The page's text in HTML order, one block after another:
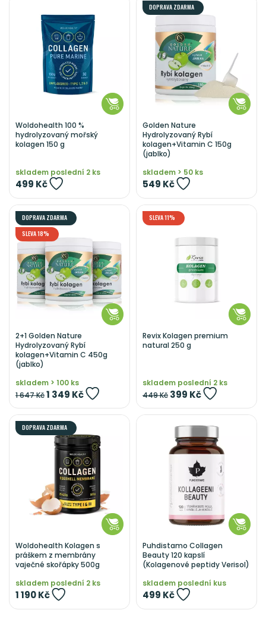
Woldohealth 100 %
hydrolyzovaný mořský
kolagen 150 g
skladem poslední 2 ks
499 Kč
DOPRAVA ZDARMA
Golden Nature
Hydrolyzovaný Rybí
kolagen+Vitamin C 150g
(jablko)
skladem > 50 ks
549 Kč
DOPRAVA ZDARMA
SLEVA 18%
2+1 Golden Nature
Hydrolyzovaný Rybí
kolagen+Vitamin C 450g
(jablko)
skladem > 100 ks
1 647 Kč1 349 Kč
SLEVA 11%
Revix Kolagen premium
natural 250 g
skladem poslední 2 ks
449 Kč 399 Kč
DOPRAVA ZDARMA
Woldohealth Kolagen s
práškem z membrány
vaječné skořápky 500g
skladem poslední 2 ks
1 190 Kč
Puhdistamo Collagen
Beauty 120 kapslí
(Kolagenové peptidy Verisol)
skladem poslední kus
499 Kč